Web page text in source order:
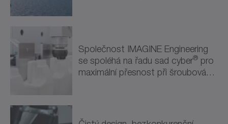
Společnost IMAGINE Engineering
se spoléhá na řadu sad cyber® pro
maximální přesnost při šroubování